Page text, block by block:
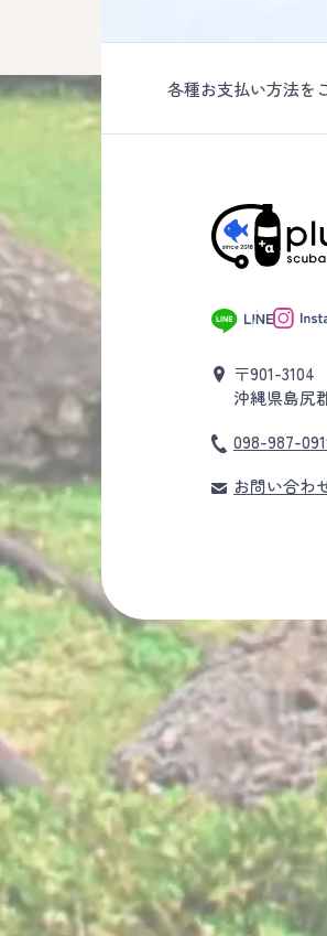
各種お支払い方法を
〒901-3104
沖縄県島尻
098-987-
お問い合わ